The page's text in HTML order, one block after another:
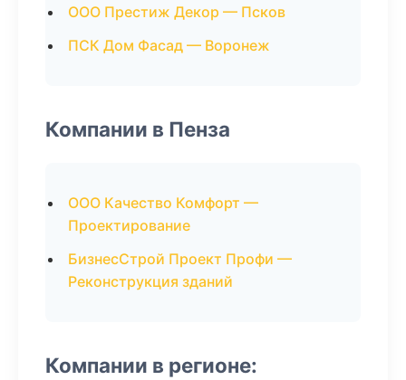
ООО Престиж Декор — Псков
ПСК Дом Фасад — Воронеж
Компании в Пенза
ООО Качество Комфорт —
Проектирование
БизнесСтрой Проект Профи —
Реконструкция зданий
Компании в регионе: